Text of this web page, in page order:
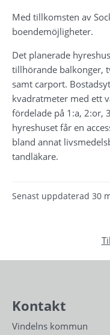
Med tillkomsten av
boendemöjligheter.
Det planerade
tillhörande balkonger,
samt carport.
kvadratmeter med ett
fördelade på 1:a, 2:or,
hyreshuset får en
bland annat
tandläkare.
Senast uppdaterad 30
Kontakt
Vindelns kommun